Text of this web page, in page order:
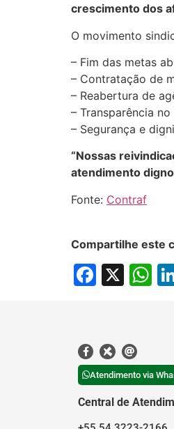
crescimento dos
O movimento
– Fim das metas
– Contratação de
– Reabertura de
– Transparência
– Segurança e
“Nossas
atendimento
Fonte: Contraf
Compartilhe este
X
Atendimento via
Central de